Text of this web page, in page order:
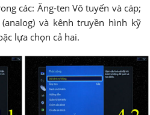
các: Ăng-ten Vô tuyến và cáp;
và kênh truyền hình kỹ
lựa chọn cả hai.